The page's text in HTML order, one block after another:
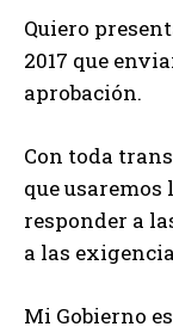
Quiero
2017 que
aprobación.
Con toda
que usaremos
responder a
a las
Mi Gobierno